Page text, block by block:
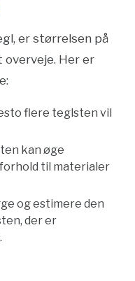
er størrelsen på
Her er
flere teglsten vil
kan øge
til materialer
og estimere den
der er